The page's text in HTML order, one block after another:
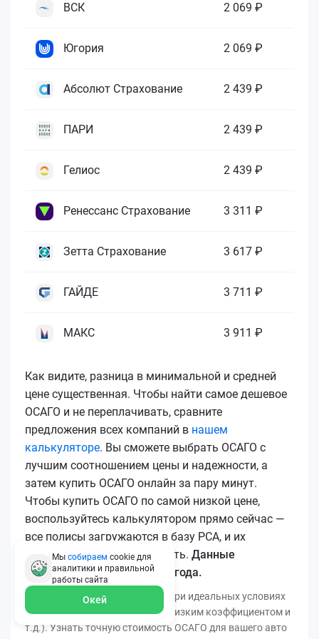
ВСК 2 069 ₽
Югория 2 069 ₽
Абсолют Страхование 2 439 ₽
ПАРИ 2 439 ₽
Гелиос 2 439 ₽
Ренессанс Страхование 3 311 ₽
Зетта Страхование 3 617 ₽
ГАЙДЕ 3 711 ₽
МАКС 3 911 ₽
Как видите, разница в минимальной и средней
цене существенная. Чтобы найти самое дешевое
ОСАГО и не переплачивать, сравните
предложения всех компаний в нашем
калькуляторе. Вы сможете выбрать ОСАГО с
лучшим соотношением цены и надежности, а
затем купить ОСАГО онлайн за пару минут.
Чтобы купить ОСАГО по самой низкой цене,
воспользуйтесь калькулятором прямо сейчас —
все полисы загружаются в базу РСА, и их
подлинность легко проверить. Данные
актуальны для марта 2026 года.
*Минимальная цена получена при идеальных условиях
(безаварийный стаж, регион с низким коэффициентом и
т.д.). Узнать точную стоимость ОСАГО для вашего авто
Мы собираем cookie для
аналитики и правильной
работы сайта
Окей